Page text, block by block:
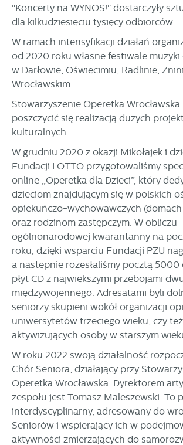
"Koncerty na WYNOS!" dostarczyły
dla kilkudziesięciu tysięcy odbiorców.
W ramach intensyfikacji działań
od 2020 roku własne festiwale
w Darłowie, Oświęcimiu, Radlinie,
Wrocławskim.
Stowarzyszenie Operetka Wrocławska
poszczycić się realizacją dużych
kulturalnych.
W grudniu 2020 z okazji Mikołajek i
Fundacji LOTTO przygotowaliśmy
online „Operetka dla Dzieci”, który
dzieciom znajdującym się w polskich
opiekuńczo-wychowawczych (domach
oraz rodzinom zastępczym. W obliczu
ogólnonarodowej kwarantanny na
roku, dzięki wsparciu Fundacji PZU
a następnie rozesłaliśmy pocztą 5000
płyt CD z największymi przebojami
międzywojennego. Adresatami byli
seniorzy skupieni wokół organizacji
uniwersytetów trzeciego wieku, czy
aktywizujących osoby w starszym
W roku 2022 swoją działalność
Chór Seniora, działający przy
Operetka Wrocławska. Dyrektorem
zespołu jest Tomasz Maleszewski. To
interdyscyplinarny, adresowany do
Seniorów i wspierający ich w
aktywności zmierzających do